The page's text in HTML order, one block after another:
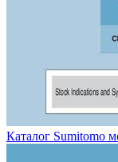
Каталог Sumitomo